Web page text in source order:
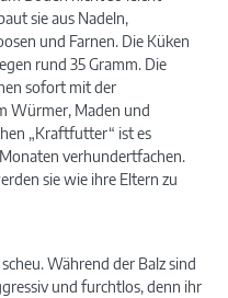
sie aus Nadeln,
und Farnen. Die Küken
rund 35 Gramm. Die
sofort mit der
Würmer, Maden und
„Kraftfutter“ ist es
verhundertfachen.
sie wie ihre Eltern zu
Während der Balz sind
und furchtlos, denn ihr